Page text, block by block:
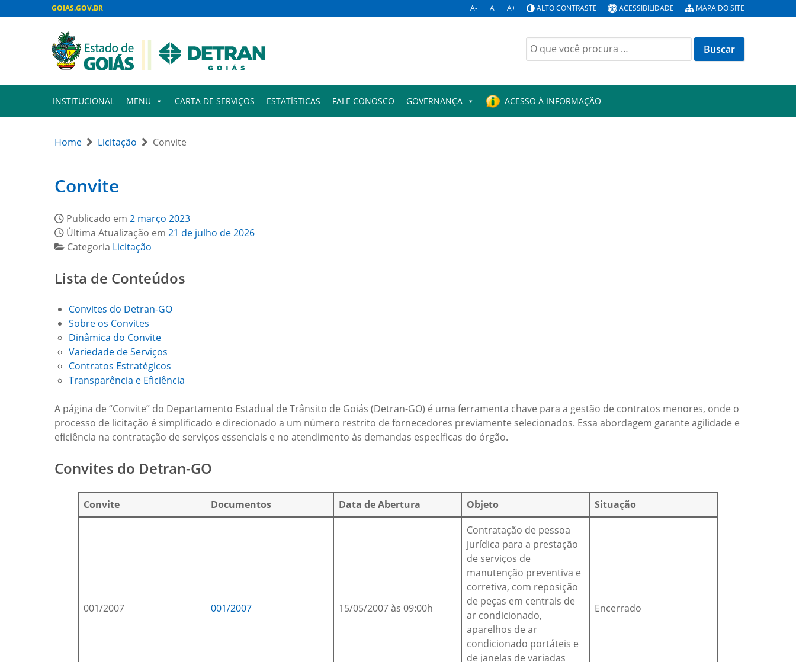
GOIAS.GOV.BR A- A A+ ALTO CONTRASTE ACESSIBILIDADE MAPA DO SITE
Buscar
por:
INSTITUCIONAL MENU CARTA DE SERVIÇOS ESTATÍSTICAS FALE CONOSCO GOVERNANÇA ACESSO À INFORMAÇÃO
Home Licitação Convite
Convite
Publicado em 2 março 2023
Última Atualização em 21 de julho de 2026
Categoria Licitação
Lista de Conteúdos
Convites do Detran-GO
Sobre os Convites
Dinâmica do Convite
Variedade de Serviços
Contratos Estratégicos
Transparência e Eficiência
A página de “Convite” do Departamento Estadual de Trânsito de Goiás (Detran-GO) é uma ferramenta chave para a gestão de contratos menores, onde o
processo de licitação é simplificado e direcionado a um número restrito de fornecedores previamente selecionados. Essa abordagem garante agilidade e
eficiência na contratação de serviços essenciais e no atendimento às demandas específicas do órgão.
Convites do Detran-GO
Convite Documentos Data de Abertura Objeto Situação
001/2007 001/2007 15/05/2007 às 09:00h
Contratação de pessoa
jurídica para a prestação
de serviços de
manutenção preventiva e
corretiva, com reposição
de peças em centrais de
ar condicionado,
aparelhos de ar
condicionado portáteis e
de janelas de variadas
Encerrado